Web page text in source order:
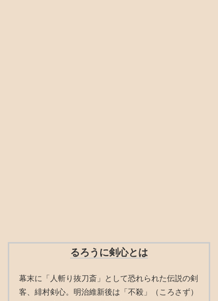
るろうに剣心とは
幕末に「人斬り抜刀斎」として恐れられた伝説の剣
客、緋村剣心。明治維新後は「不殺」（ころさず）